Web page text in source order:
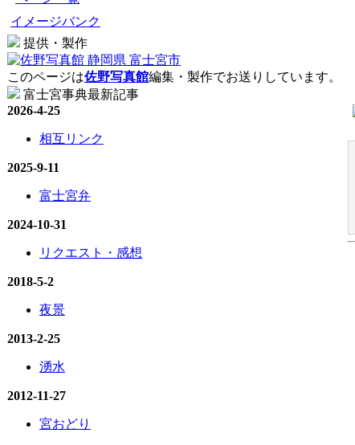
イメージバンク
提供・製作
このページは佐野写真館編集・製作でお送りしています。
富士宮事典最新記事
2026-4-25
相互リンク
2025-9-11
富士宮弁
2024-10-31
リクエスト・感想
2018-5-2
夜景
2013-2-25
湧水
2012-11-27
宮おどり